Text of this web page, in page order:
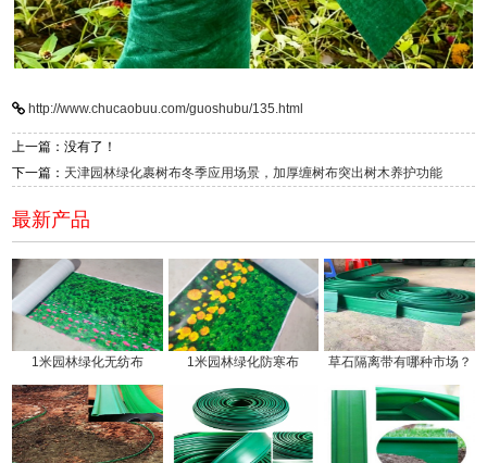
http://www.chucaobuu.com/guoshubu/135.html
上一篇：没有了！
下一篇： 天津园林绿化裹树布冬季应用场景，加厚缠树布突出树木养护功能
最新产品
1米园林绿化无纺布 1米园林绿化防寒布 草石隔离带有哪种市场？